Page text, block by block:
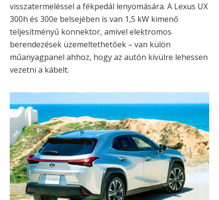
visszatermeléssel a fékpedál lenyomására. A Lexus UX
300h és 300e belsejében is van 1,5 kW kimenő
teljesítményű konnektor, amivel elektromos
berendezések üzemeltethetőek – van külön
műanyagpanel ahhoz, hogy az autón kívülre lehessen
vezetni a kábelt.